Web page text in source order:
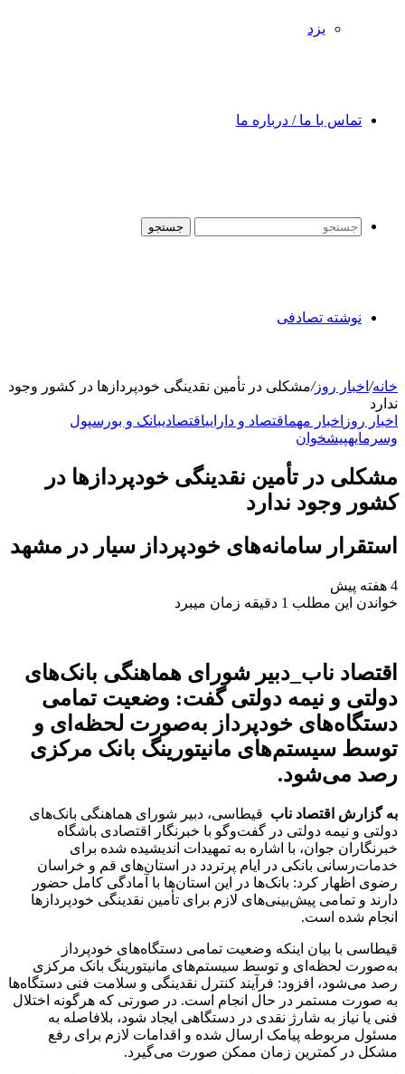
یزد
تماس با ما / درباره ما
جستجو
نوشته تصادفی
خانه/ اخبار روز/مشکلی در تأمین نقدینگی خودپرداز‌ها در کشور وجود
ندارد
اخبار روز اخبار مهماقتصاد و داراییاقتصادیبانک و بورسپول
وسرمایهپیشخوان
مشکلی در تأمین نقدینگی خودپرداز‌ها در
کشور وجود ندارد
استقرار سامانه‌های خودپرداز سیار در مشهد
4 هفته پیش
خواندن این مطلب 1 دقیقه زمان میبرد
اقتصاد ناب_دبیر شورای هماهنگی بانک‌های
دولتی و نیمه دولتی گفت: وضعیت تمامی
دستگاه‌های خودپرداز به‌صورت لحظه‌ای و
توسط سیستم‌های مانیتورینگ بانک مرکزی
رصد می‌شود.
به گزارش اقتصاد ناب قیطاسی، دبیر شورای هماهنگی بانک‌های
دولتی و نیمه دولتی در گفت‌و‌گو با خبرنگار اقتصادی باشگاه
خبرنگاران جوان، با اشاره به تمهیدات اندیشیده شده برای
خدمات‌رسانی بانکی در ایام پرتردد در استان‌های قم و خراسان
رضوی اظهار کرد: بانک‌ها در این استان‌ها با آمادگی کامل حضور
دارند و تمامی پیش‌بینی‌های لازم برای تأمین نقدینگی خودپرداز‌ها
انجام شده است.
قیطاسی با بیان اینکه وضعیت تمامی دستگاه‌های خودپرداز
به‌صورت لحظه‌ای و توسط سیستم‌های مانیتورینگ بانک مرکزی
رصد می‌شود، افزود: فرآیند کنترل نقدینگی و سلامت فنی دستگاه‌ها
به صورت مستمر در حال انجام است. در صورتی که هرگونه اختلال
فنی یا نیاز به شارژ نقدی در دستگاهی ایجاد شود، بلافاصله به
مسئول مربوطه پیامک ارسال شده و اقدامات لازم برای رفع
مشکل در کمترین زمان ممکن صورت می‌گیرد.